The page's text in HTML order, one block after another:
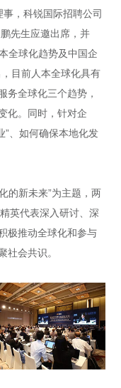
，科锐国际招聘公司
先生应邀出席，并
全球化趋势及中国企
目前人本全球化具有
务全球化三个趋势，
化。同时，针对企
”、如何确保本地化发
的新未来”为主题，两
英代表深入研讨、深
极推动全球化和参与
社会共识。